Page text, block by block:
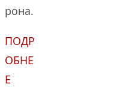
рона.
ПОДР
ОБНЕ
Е